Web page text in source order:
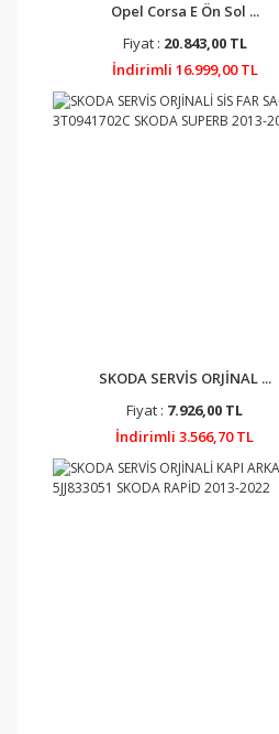
Opel Corsa E Ön Sol ...
Fiyat : 20.843,00 TL
İndirimli 16.999,00 TL
SKODA SERVİS ORJİNAL ...
Fiyat : 7.926,00 TL
İndirimli 3.566,70 TL